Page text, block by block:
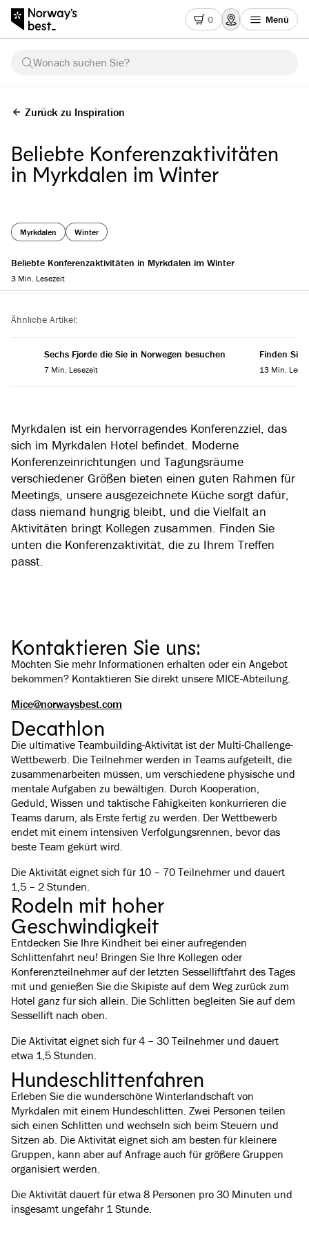
0 Menü
Wonach suchen Sie?
Zurück zu Inspiration
Beliebte Konferenzaktivitäten
in Myrkdalen im Winter
Myrkdalen Winter
Beliebte Konferenzaktivitäten in Myrkdalen im Winter
3 Min. Lesezeit
Ähnliche Artikel:
Sechs Fjorde die Sie in Norwegen besuchen
7 Min. Lesezeit
Finden Sie
13 Min.
Myrkdalen ist ein hervorragendes Konferenzziel, das
sich im Myrkdalen Hotel befindet. Moderne
Konferenzeinrichtungen und Tagungsräume
verschiedener Größen bieten einen guten Rahmen für
Meetings, unsere ausgezeichnete Küche sorgt dafür,
dass niemand hungrig bleibt, und die Vielfalt an
Aktivitäten bringt Kollegen zusammen. Finden Sie
unten die Konferenzaktivität, die zu Ihrem Treffen
passt.
Kontaktieren Sie uns:
Möchten Sie mehr Informationen erhalten oder ein Angebot
bekommen? Kontaktieren Sie direkt unsere MICE-Abteilung.
Mice@norwaysbest.com
Decathlon
Die ultimative Teambuilding-Aktivität ist der Multi-Challenge-
Wettbewerb. Die Teilnehmer werden in Teams aufgeteilt, die
zusammenarbeiten müssen, um verschiedene physische und
mentale Aufgaben zu bewältigen. Durch Kooperation,
Geduld, Wissen und taktische Fähigkeiten konkurrieren die
Teams darum, als Erste fertig zu werden. Der Wettbewerb
endet mit einem intensiven Verfolgungsrennen, bevor das
beste Team gekürt wird.
Die Aktivität eignet sich für 10 – 70 Teilnehmer und dauert
1,5 – 2 Stunden.
Rodeln mit hoher
Geschwindigkeit
Entdecken Sie Ihre Kindheit bei einer aufregenden
Schlittenfahrt neu! Bringen Sie Ihre Kollegen oder
Konferenzteilnehmer auf der letzten Sesselliftfahrt des Tages
mit und genießen Sie die Skipiste auf dem Weg zurück zum
Hotel ganz für sich allein. Die Schlitten begleiten Sie auf dem
Sessellift nach oben.
Die Aktivität eignet sich für 4 – 30 Teilnehmer und dauert
etwa 1,5 Stunden.
Hundeschlittenfahren
Erleben Sie die wunderschöne Winterlandschaft von
Myrkdalen mit einem Hundeschlitten. Zwei Personen teilen
sich einen Schlitten und wechseln sich beim Steuern und
Sitzen ab. Die Aktivität eignet sich am besten für kleinere
Gruppen, kann aber auf Anfrage auch für größere Gruppen
organisiert werden.
Die Aktivität dauert für etwa 8 Personen pro 30 Minuten und
insgesamt ungefähr 1 Stunde.